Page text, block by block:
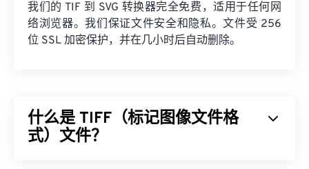
我们的 TIF 到 SVG 转换器完全免费，适用于任何网
络浏览器。我们保证文件安全和隐私。文件受 256
位 SSL 加密保护，并在几小时后自动删除。
什么是 TIFF（标记图像文件格
式）文件？